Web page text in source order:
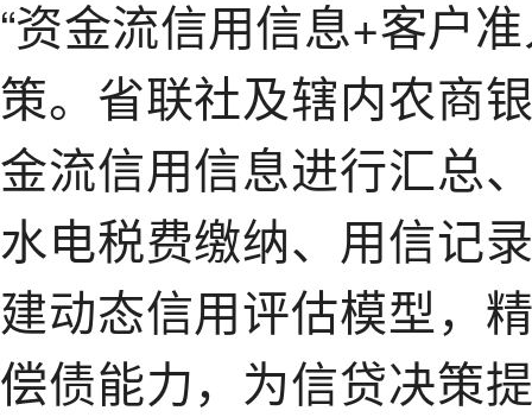
“资金流信用信息+客户
策。省联社及辖内农商
金流信用信息进行汇总
水电税费缴纳、用信记
建动态信用评估模型，
偿债能力，为信贷决策